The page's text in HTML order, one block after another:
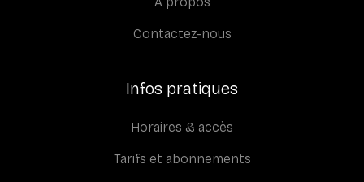
Contactez-nous
Infos pratiques
Horaires & accès
Tarifs et abonnements